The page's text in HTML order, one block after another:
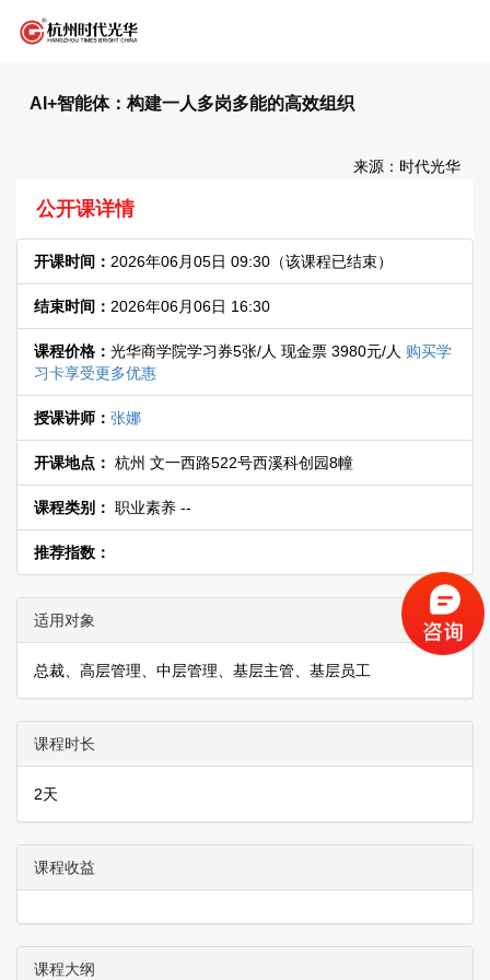
AI+智能体：构建一人多岗多能的高效组织
来源：时代光华
公开课详情
开课时间： 2026年06月05日 09:30 （该课程已结束）
结束时间： 2026年06月06日 16:30
课程价格： 光华商学院学习券5张/人 现金票 3980元/人 购买学
习卡享受更多优惠
授课讲师： 张娜
开课地点： 杭州 文一西路522号西溪科创园8幢
课程类别： 职业素养 --
推荐指数：
适用对象
总裁、高层管理、中层管理、基层主管、基层员工
课程时长
2天
课程收益
课程大纲